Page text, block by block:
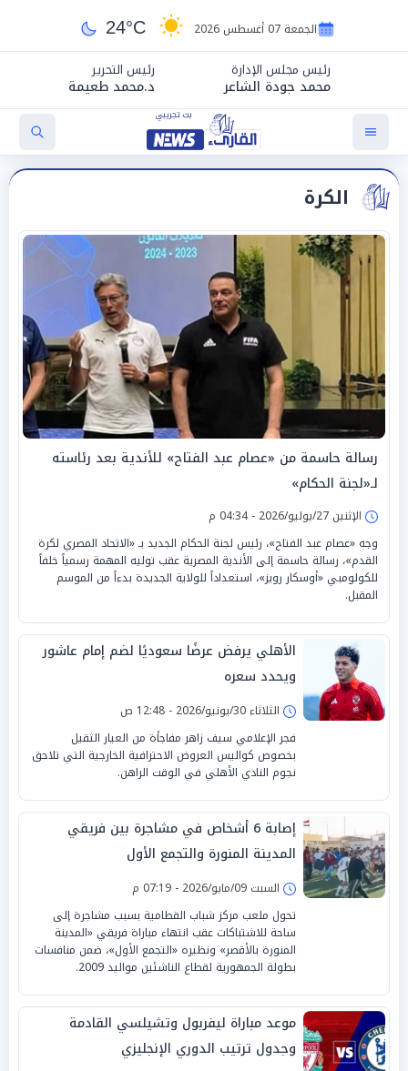
الجمعة 07 أغسطس 2026 24°C
رئيس مجلس الإدارة
محمد جودة الشاعر
رئيس التحرير
د.محمد طعيمة
الكرة
رسالة حاسمة من «عصام عبد الفتاح» للأندية بعد رئاسته
لـ«لجنة الحكام»
الإثنين 27/يوليو/2026 - 04:34 م
وجه «عصام عبد الفتاح»، رئيس لجنة الحكام الجديد بـ «الاتحاد المصري لكرة
القدم»، رسالة حاسمة إلى الأندية المصرية عقب توليه المهمة رسمياً خلفاً
للكولومبي «أوسكار رويز»، استعداداً للولاية الجديدة بدءاً من الموسم
المقبل.
الأهلي يرفض عرضًا سعوديًا لضم إمام عاشور
ويحدد سعره
الثلاثاء 30/يونيو/2026 - 12:48 ص
فجر الإعلامي سيف زاهر مفاجأة من العيار الثقيل
بخصوص كواليس العروض الاحترافية الخارجية التي تلاحق
نجوم النادي الأهلي في الوقت الراهن.
إصابة 6 أشخاص في مشاجرة بين فريقي
المدينة المنورة والتجمع الأول
السبت 09/مايو/2026 - 07:19 م
تحول ملعب مركز شباب القطامية بسبب مشاجرة إلى
ساحة للاشتباكات عقب انتهاء مباراة فريقي «المدينة
المنورة بالأقصر» ونظيره «التجمع الأول»، ضمن منافسات
بطولة الجمهورية لقطاع الناشئين مواليد 2009.
موعد مباراة ليفربول وتشيلسي القادمة
وجدول ترتيب الدوري الإنجليزي